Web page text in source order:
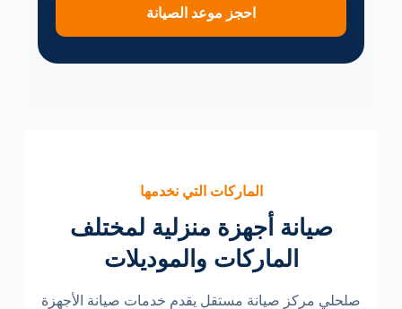
احجز موعد الصيانة
الماركات التي نخدمها
صيانة أجهزة منزلية لمختلف
الماركات والموديلات
صلحلي مركز صيانة مستقل يقدم خدمات صيانة الأجهزة